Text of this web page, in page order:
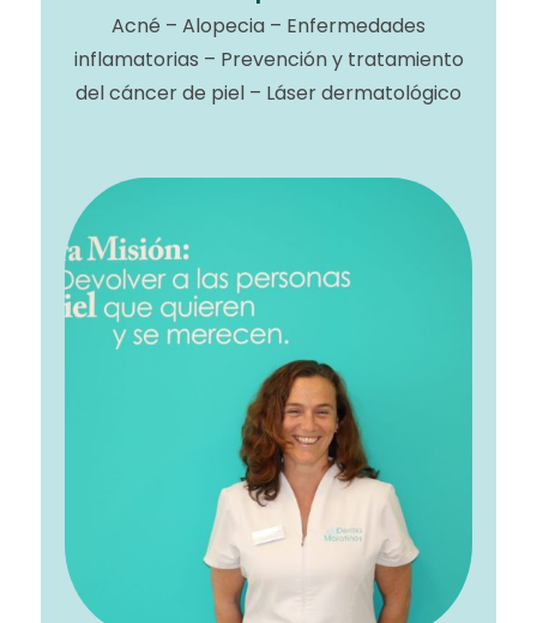
Acné – Alopecia – Enfermedades
inflamatorias – Prevención y tratamiento
del cáncer de piel – Láser dermatológico